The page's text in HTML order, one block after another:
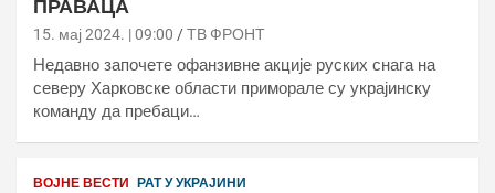
ПРАВАЦА
15. мај 2024. | 09:00 ТВ ФРОНТ
Недавно започете офанзивне акције руских снага на
северу Харковске области приморале су украјинску
команду да пребаци…
ВОЈНЕ ВЕСТИ РАТ У УКРАЈИНИ